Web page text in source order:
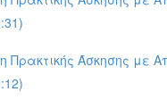
Πρακτικής Άσκησης με